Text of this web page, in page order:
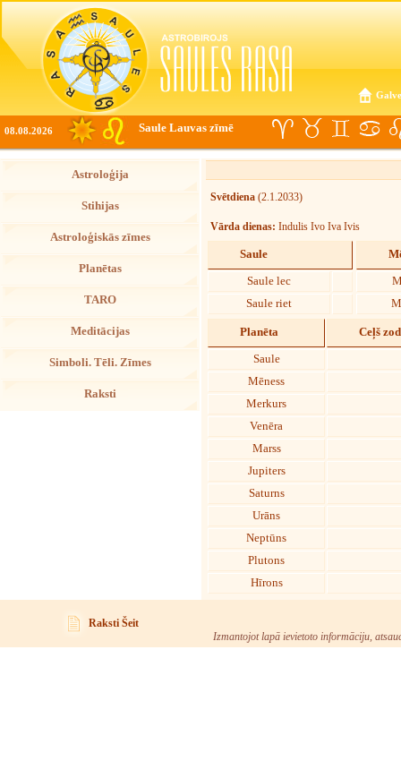
08.08.2026 Saule Lauvas zīmē
Astroloģija
Stihijas
Astroloģiskās zīmes
Planētas
TARO
Meditācijas
Simboli. Tēli. Zīmes
Raksti
Svētdiena (2.1.2033)
Vārda dienas: Indulis Ivo Iva Ivis
Saule
Saule lec
Saule riet
Planēta Ceļš
Saule
Mēness
Merkurs
Venēra
Marss
Jupiters
Saturns
Urāns
Neptūns
Plutons
Hīrons
Raksti Šeit
Izmantojot lapā ievietoto informāciju,